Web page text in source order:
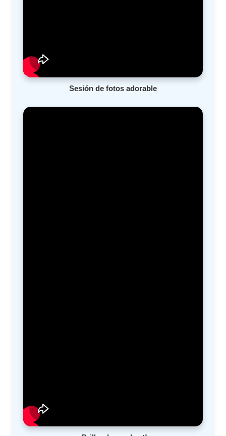
Sesión de fotos adorable